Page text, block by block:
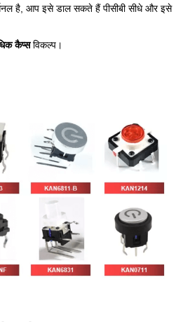
है, आप इसे डाल सकते हैं पीसीबी सीधे और इसे
कैप्सविकल्प।